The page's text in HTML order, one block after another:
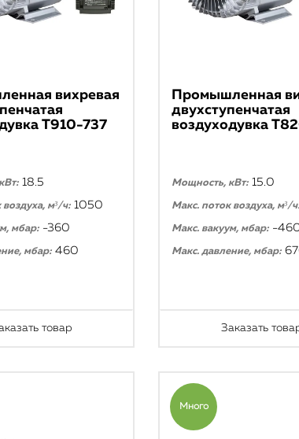
вихревая
T910-737
18.5
м³/ч:1050
мбар:-360
мбар:460
товар
Промышленная
двухступенчатая
воздуходувка
Мощность, кВт: 15.0
Макс. поток воздуха, м³/
Макс. вакуум, мбар: -
Макс. давление, мбар:
Заказать
Много